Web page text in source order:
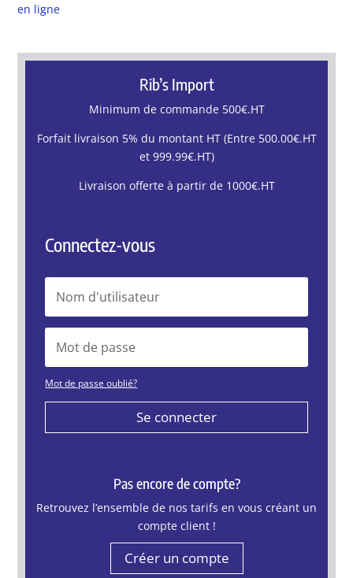
en ligne
Rib’s Import
Minimum de commande 500€.HT
Forfait livraison 5% du montant HT (Entre 500.00€.HT
et 999.99€.HT)
Livraison offerte à partir de 1000€.HT
Connectez-vous
Mot de passe oublié?
Se connecter
Pas encore de compte?
Retrouvez l’ensemble de nos tarifs en vous créant un
compte client !
Créer un compte